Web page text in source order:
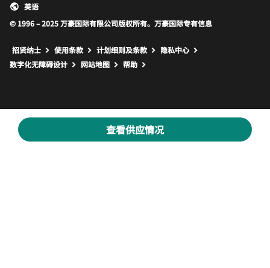
查看供应情况
© 1996 – 2025 万豪国际有限公司版权所有。万豪国际专有信息
英语
招贤纳士 使用条款 计划细则及条款
隐私中心
数字化无障碍设计
网站地图 打开新窗口
帮助